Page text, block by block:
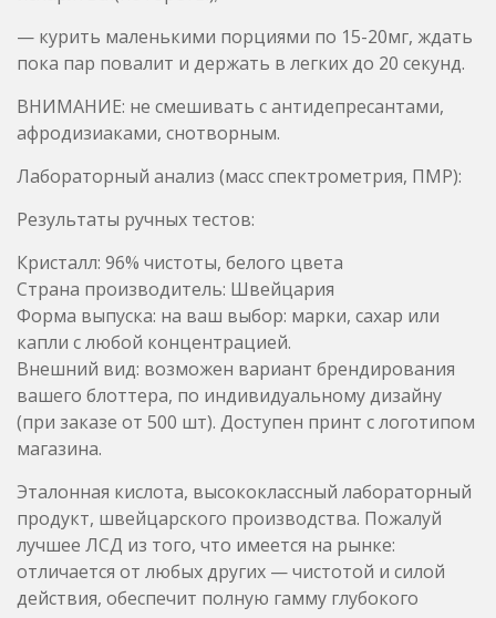
Лабораторный анализ (масс спектрометрия, ПМР):
Результаты ручных тестов:
Кристалл: 96% чистоты, белого цвета
Страна производитель: Швейцария
Форма выпуска: на ваш выбор: марки, сахар или
Внешний вид: возможен вариант брендирования
вашего блоттера, по индивидуальному дизайну
(при заказе от 500 шт). Доступен принт с логотипом
магазина.
Эталонная кислота, высококлассный лабораторный
продукт, швейцарского производства. Пожалуй
лучшее ЛСД из того, что имеется на рынке:
отличается от любых других — чистотой и силой
действия, обеспечит полную гамму глубокого
психоделического погружения, по всем канонам ,
без ощущения тошноты, с практически полным
отсутствием побочных эффектов.
Качество марок обеспечивает точное нанесение
препарата на блоттер специальным